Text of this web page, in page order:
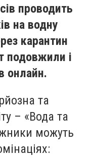
проводить
на водну
карантин
подовжили і
онлайн.
та
– «Вода та
можуть